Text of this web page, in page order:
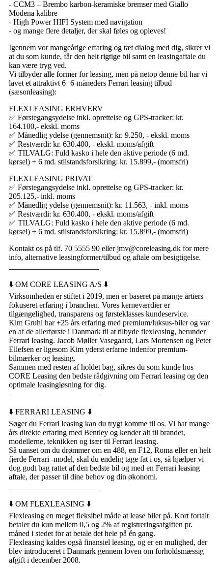
- CCM3 – Brembo karbon-keramiske bremser med Giallo
Modena kalibre
- High Power HIFI System med navigation
- og mange flere detaljer, der skal føles og opleves!
Igennem vor mangeårige erfaring og tæt dialog med dig, sikrer vi
at du som kunde, får den helt rigtige bil samt en leasingaftale du
kan være tryg ved.
Vi tilbyder alle former for leasing, men på netop denne bil har vi
lavet et attraktivt 6+6-måneders Ferrari leasing tilbud
(sæsonleasing):
FLEXLEASING ERHVERV
✅ Førstegangsydelse inkl. oprettelse og GPS-tracker: kr.
164.100,- ekskl. moms
✅ Månedlig ydelse (gennemsnit): kr. 9.250, - ekskl. moms
✅ Restværdi: kr. 630.400, - ekskl. moms/afgift
✅ TILVALG: Fuld kasko i hele den aktive periode (6 md.
kørsel) + 6 md. stilstandsforsikring: kr. 15.899,- (momsfri)
FLEXLEASING PRIVAT
✅ Førstegangsydelse inkl. oprettelse og GPS-tracker: kr.
205.125,- inkl. moms
✅ Månedlig ydelse (gennemsnit): kr. 11.563, - inkl. moms
✅ Restværdi: kr. 630.400, - ekskl. moms/afgift
✅ TILVALG: Fuld kasko i hele den aktive periode (6 md.
kørsel) + 6 md. stilstandsforsikring: kr. 15.899,- (momsfri)
Kontakt os på tlf. 70 5555 90 eller jmv@coreleasing.dk for mere
info, alternative leasingformer/tilbud og aftale om besigtigelse.
⬇️ OM CORE LEASING A/S ⬇️
Virksomheden er stiftet i 2019, men er baseret på mange årtiers
fokuseret erfaring i branchen. Vores kerneværdier er
tilgængelighed, transparens og førsteklasses kundeservice.
Kim Gruhl har +25 års erfaring med premium/luksus-biler og var
en af de allerførste i Danmark til at tilbyde flexleasing, herunder
Ferrari leasing. Jacob Møller Vasegaard, Lars Mortensen og Peter
Ellefsen er ligesom Kim yderst erfarne indenfor premium-
bilmærker og leasing.
Sammen med resten af holdet bag, sikres du som kunde hos
CORE Leasing den bedste rådgivning om Ferrari leasing og den
optimale leasingløsning for dig.
⬇️ FERRARI LEASING ⬇️
Søger du Ferrari leasing kan du trygt komme til os. Vi har mange
års direkte erfaring med Bentley og kender alt til brandet,
modellerne, teknikken og især til Ferrari leasing.
Så uanset om du drømmer om en 488, en F12, Roma eller en helt
fjerde Ferrari -model, skal du endelig tage fat i os, så hjælper vi
dog godt bag rattet af den bedste bil og med en Ferrari leasing
aftale, der passer til dine behov og din økonomi.
⬇️ OM FLEXLEASING ⬇️
Flexleasing en meget fleksibel måde at lease biler på. Kort fortalt
betaler du kun mellem 0,5 og 2% af registreringsafgiften pr.
måned i stedet for at betale det hele på én gang.
Flexleasing kaldes også finansiel leasing, og er en mulighed, der
blev introduceret i Danmark gennem loven om forholdsmæssig
afgift i december 2008.